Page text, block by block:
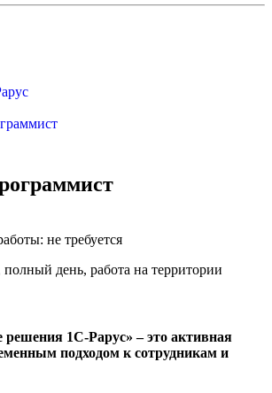
не требуется
полный день, работа на территории
1С-Рарус» – это активная
подходом к сотрудникам и